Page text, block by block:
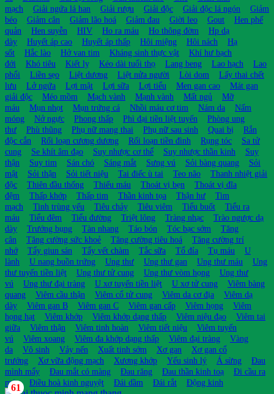
mạch
Giải ngứa lá han Giải rượu Giải độc Giải độc lá ngón
Giảm
béo
Giảm cân Giảm lão hoá Giảm đau Giời leo Gout
Hen phế
quản
Hen suyễn HIV Ho ra máu Ho thông đờm
Hp dạ
dày
Huyết áp cao Huyết áp thấp Hôi miệng Hôi nách
Hạ
sốt
Hắc lào Hở van tim Kháng sinh thực vật
Khí hư bạch
đới
Khó tiêu Kiết lỵ Kéo dài tuổi thọ Lang beng Lao hạch
Lao
phổi
Liền sẹo Liệt dương Liệt nửa người Lòi dom
Lấy thai chết
lưu
Lở ngứa Lợi mật Lợi sữa Lợi tiểu Men gan cao
Mát gan
giải độc
Méo mồm Mạch vành Mạnh vành Mất ngủ
Mỡ
máu
Mụn nhọt Mụn trứng cá Nhồi máu cơ tim Nám da
Nấm
móng
Nở ngực Phong thấp Phì đại tiền liệt tuyến
Phòng ung
thư
Phù thũng Phụ nữ mang thai Phụ nữ sau sinh Quai bị
Rắn
độc cắn
Rối loạn cương dương Rối loạn tiền đình Rụng tóc
Sa tử
cung
Se khít âm đạo Suy nhược cơ thể Suy nhược thần kinh
Suy
thận
Suy tim Sán chó Sáng mắt Sưng vú Sỏi bàng quang
Sỏi
mật
Sỏi thận Sỏi tiết niệu Tai điếc ù tai Teo não
Thanh nhiệt giải
độc
Thiên đầu thống Thiếu máu Thoát vị bẹn
Thoát vị đĩa
đệm
Thấp khớp Thấp tim Thần kinh tọa Thận hư
Tim
mạch
Tinh trùng yếu Tiêu chảy Tiêu viêm Tiểu buốt
Tiểu ra
máu
Tiểu đêm Tiểu đường Triệt lông Tràng nhạc
Trào ngược dạ
dày
Trướng bụng Tàn nhang Táo bón Tóc bạc sớm
Tăng
cân
Tăng cường sức khoẻ Tăng cường tiêu hoá
Tăng cường trí
nhớ
Tẩy giun sán Tẩy vết chàm Tắc sữa Tổ đỉa Tụ máu
U
lành
U nang buồn trứng Ung thư Ung thư gan Ung thư máu
Ung
thư tuyến tiền liệt
Ung thư tử cung Ung thư vòm họng
Ung thư
vú
Ung thư đại tràng U xơ tuyến tiền liệt U xơ tử cung
Viêm bàng
quang
Viêm cầu thận Viêm cổ tử cung Viêm da cơ địa
Viêm dạ
dày
Viêm gan B Viêm gan C Viêm gan cấp Viêm họng
Viêm
họng hạt
Viêm khớp Viêm khớp dạng thấp Viêm niệu đạo
Viêm tai
giữa
Viêm thận Viêm tinh hoàn Viêm tiết niệu
Viêm tuyến
vú
Viêm xoang Viêm đa khớp dạng thấp Viêm đại tràng
Vàng
da
Vô sinh Vảy nến Xuất tinh sớm Xơ gan
Xơ gan cổ
trướng
Xơ vữa động mạch Xương khớp Yếu sinh lý Á sừng
Đau
mình mẩy
Đau mắt có màng Đau răng Đau thần kinh toạ
Đi cầu ra
máu
Điều hoà kinh nguyệt Đái dầm Đái rắt Động kinh
61